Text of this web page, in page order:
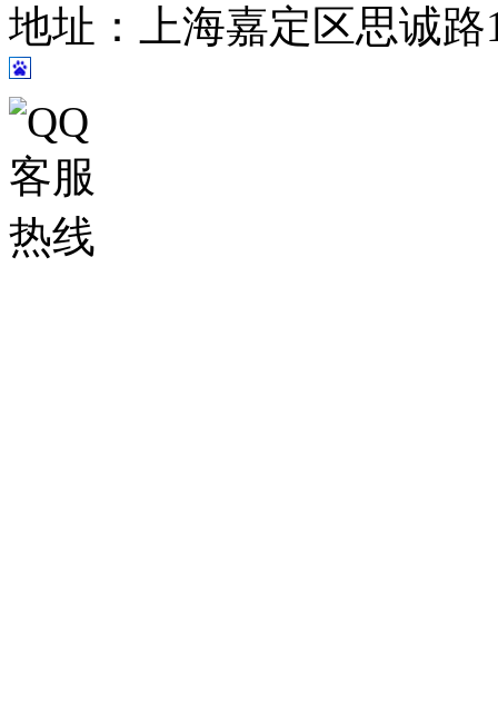
地址：上海嘉定区思诚